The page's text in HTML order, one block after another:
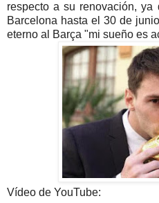
respecto a su renovación,
Barcelona hasta el 30 de
eterno al Barça "mi sueño es
Vídeo de YouTube: